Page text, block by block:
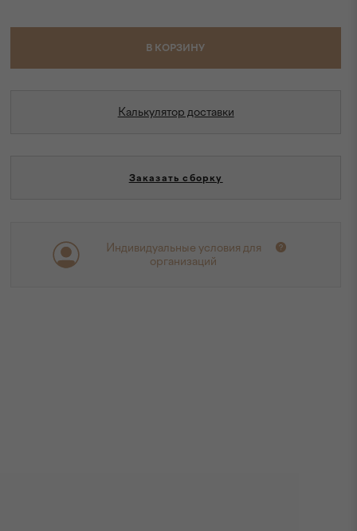
В КОРЗИНУ
Калькулятор доставки
Заказать сборку
Индивидуальные условия для
организаций